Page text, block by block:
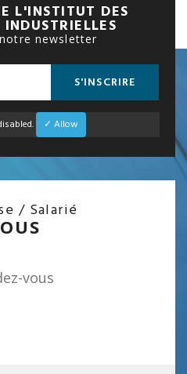
L'INSTITUT DES
INDUSTRIELLES
newsletter
S'INSCRIRE
✓ Allow
/ Salarié
vous